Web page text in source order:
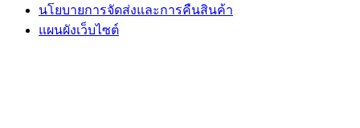
นโยบายการจัดส่งและการคืนสินค้า
แผนผังเว็บไซต์